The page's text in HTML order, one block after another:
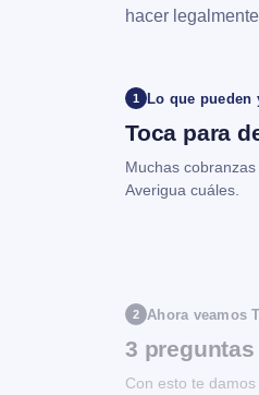
hacer
1 Lo que pueden
Toca para
Muchas
Averigua cuáles.
2 Ahora veamos
3
Con esto te